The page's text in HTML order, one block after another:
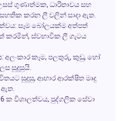
ගුණාත්මක, ධාරිතාවය සහ
කරන ලී වලින් සාදා ඇත.
සෑම බෝලයක්ම අත්පත්
කරමින්, ස්වභාවික ලී ගැටය
අලංකාර කෑම, පලතුරු, කුඩු, හෝ
සුදුසුයි.
සුදුසු, ආහාර ආරක්ෂිත මෘදු
ක විශාලත්වය, පුද්ගලික සේවා